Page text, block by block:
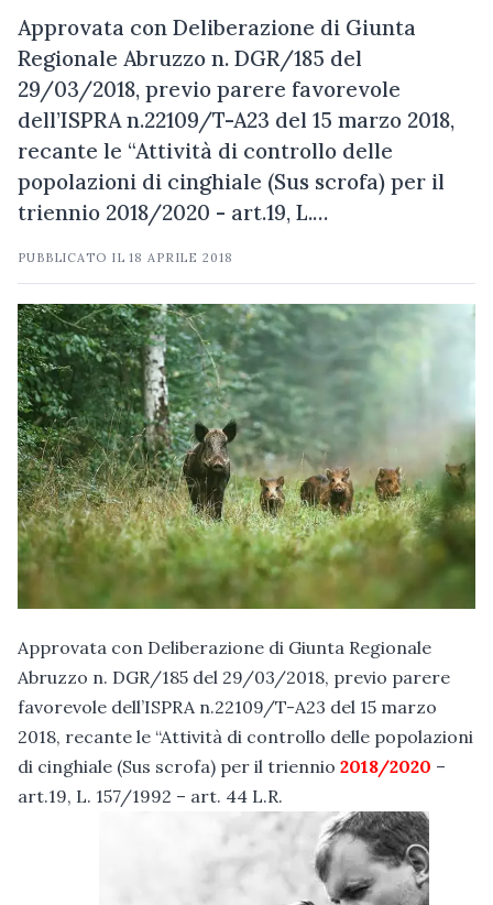
Approvata con Deliberazione di Giunta
Regionale Abruzzo n. DGR/185 del
29/03/2018, previo parere favorevole
dell’ISPRA n.22109/T-A23 del 15 marzo 2018,
recante le “Attività di controllo delle
popolazioni di cinghiale (Sus scrofa) per il
triennio 2018/2020 - art.19, L.…
PUBBLICATO IL18 APRILE 2018
Approvata con Deliberazione di Giunta Regionale
Abruzzo n. DGR/185 del 29/03/2018, previo parere
favorevole dell’ISPRA n.22109/T-A23 del 15 marzo
2018, recante le “Attività di controllo delle popolazioni
di cinghiale (Sus scrofa) per il triennio 2018/2020 –
art.19, L. 157/1992 – art. 44 L.R.